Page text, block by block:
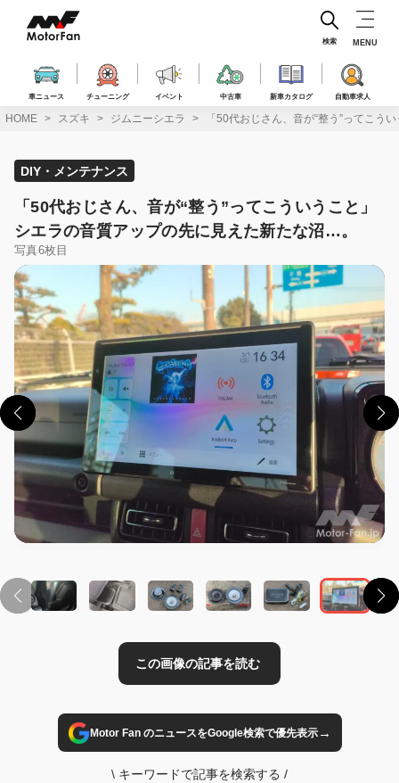
ス
車ニュース チューニング イベント 中古車 新車カタログ 自動車求人
検索 MENU
HOME スズキ ジムニーシエラ 「50代おじさん、音が“整う”ってこ
DIY・メンテナンス
「50代おじさん、音が“整う”ってこういうこと」
シエラの音質アップの先に見えた新たな沼…。
写真6枚目
Motor Fan のニュースをGoogle検索で優先表示→
\ キーワードで記事を検索する /